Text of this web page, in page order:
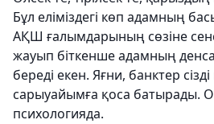
Бұл еліміздегі көп адамның
АҚШ ғалымдарының сөзіне
жауып біткенше адамның
береді екен. Яғни, банктер
сарыуайымға қоса батырады.
психологияда.